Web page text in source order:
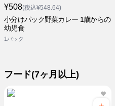
¥508(税込¥548.64)
小分けパック野菜カレー 1歳からの
幼児食
1パック
フード(7ヶ月以上)